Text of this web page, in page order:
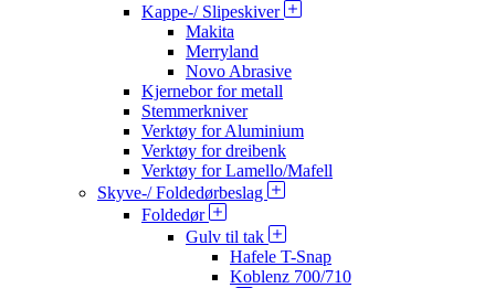
Kappe-/ Slipeskiver
Makita
Merryland
Novo Abrasive
Kjernebor for metall
Stemmerkniver
Verktøy for Aluminium
Verktøy for dreibenk
Verktøy for Lamello/Mafell
Skyve-/ Foldedørbeslag
Foldedør
Gulv til tak
Hafele T-Snap
Koblenz 700/710